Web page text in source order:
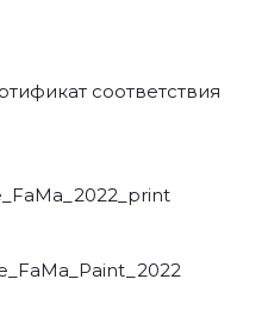
соответствия